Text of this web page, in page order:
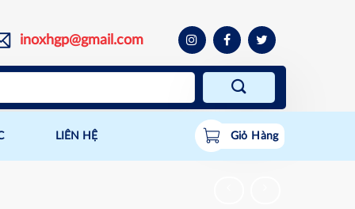
inoxhgp@gmail.com
LIÊN HỆ Giỏ Hàng